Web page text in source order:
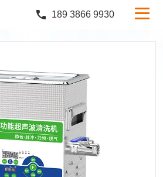
189 3866 9930